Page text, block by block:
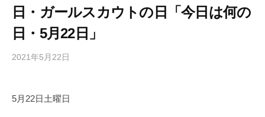
日・ガールスカウトの日「今日は何の
日・5月22日」
2021年5月22日
5月22日土曜日